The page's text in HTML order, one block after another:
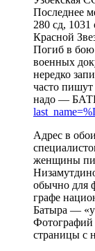
Последнее
280 сд,
Красной
Погиб в
военных
нередко
часто
надо —
Адрес в
женщины
обычно для
графе
Батыра —
страницы с